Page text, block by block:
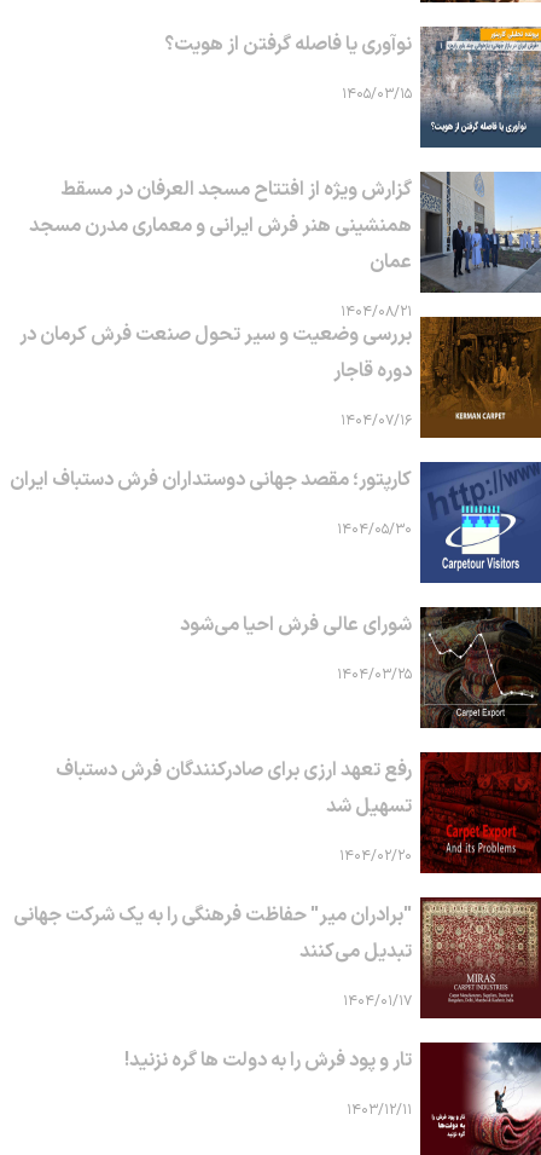
نوآوری یا فاصله گرفتن از هویت؟
۱۴۰۵/۰۳/۱۵
گزارش ویژه از افتتاح مسجد العرفان در مسقط
همنشینی هنر فرش ایرانی و معماری مدرن مسجد
عمان
۱۴۰۴/۰۸/۲۱
بررسی وضعیت و سیر تحول صنعت فرش کرمان در
دوره قاجار
۱۴۰۴/۰۷/۱۶
کارپتور؛ مقصد جهانی دوستداران فرش دستباف ایران
۱۴۰۴/۰۵/۳۰
شورای عالی فرش احیا می‌شود
۱۴۰۴/۰۳/۲۵
رفع تعهد ارزی برای صادرکنندگان فرش دستباف
تسهیل شد
۱۴۰۴/۰۲/۲۰
"برادران میر" حفاظت فرهنگی را به یک شرکت جهانی
تبدیل می‌کنند
۱۴۰۴/۰۱/۱۷
تار و پود فرش را به دولت ها گره نزنید!
۱۴۰۳/۱۲/۱۱